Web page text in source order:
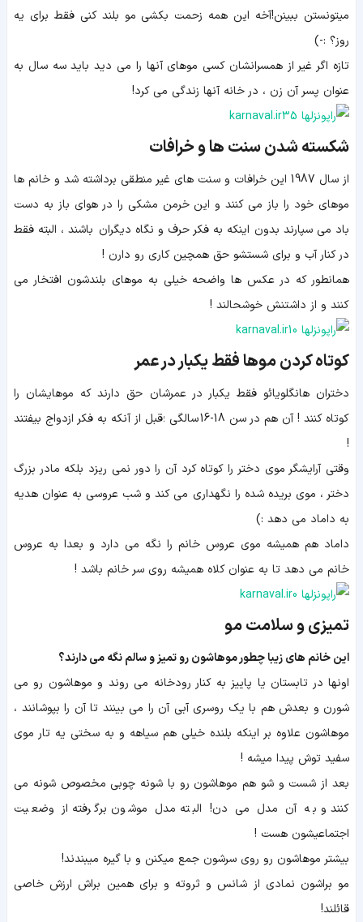
میتونستن ببینن!آخه این همه زحمت بکشی مو بلند کنی فقط برای یه
روز؟ :-)
تازه اگر غیر از همسرانشان کسی موهای آنها را می دید باید سه سال به
عنوان پسر آن زن ، در خانه آنها زندگی می کرد!
شکسته شدن سنت ها و خرافات
از سال 1987 این خرافات و سنت های غیر منطقی برداشته شد و خانم ها
موهای خود را باز می کنند و این خرمن مشکی را در هوای باز به دست
باد می سپارند بدون اینکه به فکر حرف و نگاه دیگران باشند ، البته فقط
در کنار آب و برای شستشو حق همچین کاری رو دارن !
همانطور که در عکس ها واضحه خیلی به موهای بلندشون افتخار می
کنند و از داشتنش خوشحالند !
کوتاه کردن موها فقط یکبار در عمر
دختران هانگلویائو فقط یکبار در عمرشان حق دارند که موهایشان را
کوتاه کنند ! آن هم در سن 18-16 سالگی ؛قبل از آنکه به فکر ازدواج بیفتند
!
وقتی آرایشگر موی دختر را کوتاه کرد آن را دور نمی ریزد بلکه مادر بزرگ
دختر ، موی بریده شده را نگهداری می کند و شب عروسی به عنوان هدیه
به داماد می دهد :)
داماد هم همیشه موی عروس خانم را نگه می دارد و بعدا به عروس
خانم می دهد تا به عنوان کلاه همیشه روی سر خانم باشد !
تمیزی و سلامت مو
این خانم های زیبا چطور موهاشون رو تمیز و سالم نگه می دارند؟
اونها در تابستان یا پاییز به کنار رودخانه می روند و موهاشون رو می
شورن و بعدش هم با یک روسری آبی آن را می بینند تا آن را بپوشانند ،
موهاشون علاوه بر اینکه بلنده خیلی هم سیاهه و به سختی یه تار موی
سفید توش پیدا میشه !
بعد از شست و شو هم موهاشون رو با شونه چوبی مخصوص شونه می
کنند و به آن مدل می دن! البته مدل موشون برگرفته از وضعیت
اجتماعیشون هست !
بیشتر موهاشون رو روی سرشون جمع میکنن و با گیره میبندند!
مو براشون نمادی از شانس و ثروته و برای همین براش ارزش خاصی
قائلند!